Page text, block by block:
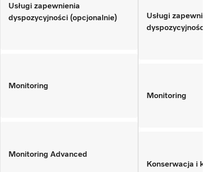
Usługi zapewnienia
dyspozycyjności (opcjonalnie)
Monitoring
Monitoring Advanced
Usługi zapewnienia
dyspozycyjności
Monitoring
Konserwacja i